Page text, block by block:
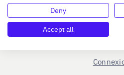
Deny
Accept all